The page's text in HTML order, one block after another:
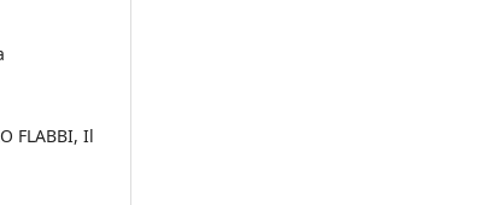
FLABBI, Il